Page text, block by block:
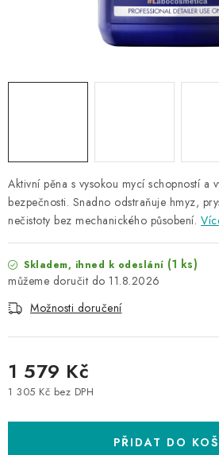
PRODÁVANÉ ZNAČKY
BYDLENÍ
Aktivní pěna s vysokou mycí schopností a
bezpečnosti. Snadno odstraňuje hmyz,
nečistoty bez mechanického působení.
Skladem, ihned k odeslání (1 ks)
11.8.2026
Možnosti doručení
1 579 Kč
1 305 Kč bez DPH
PŘIDAT DO